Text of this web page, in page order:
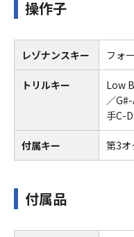
操作子
レゾナンスキー フォ
トリルキー
Low
／
手C-D
付属キー 第3オ
付属品